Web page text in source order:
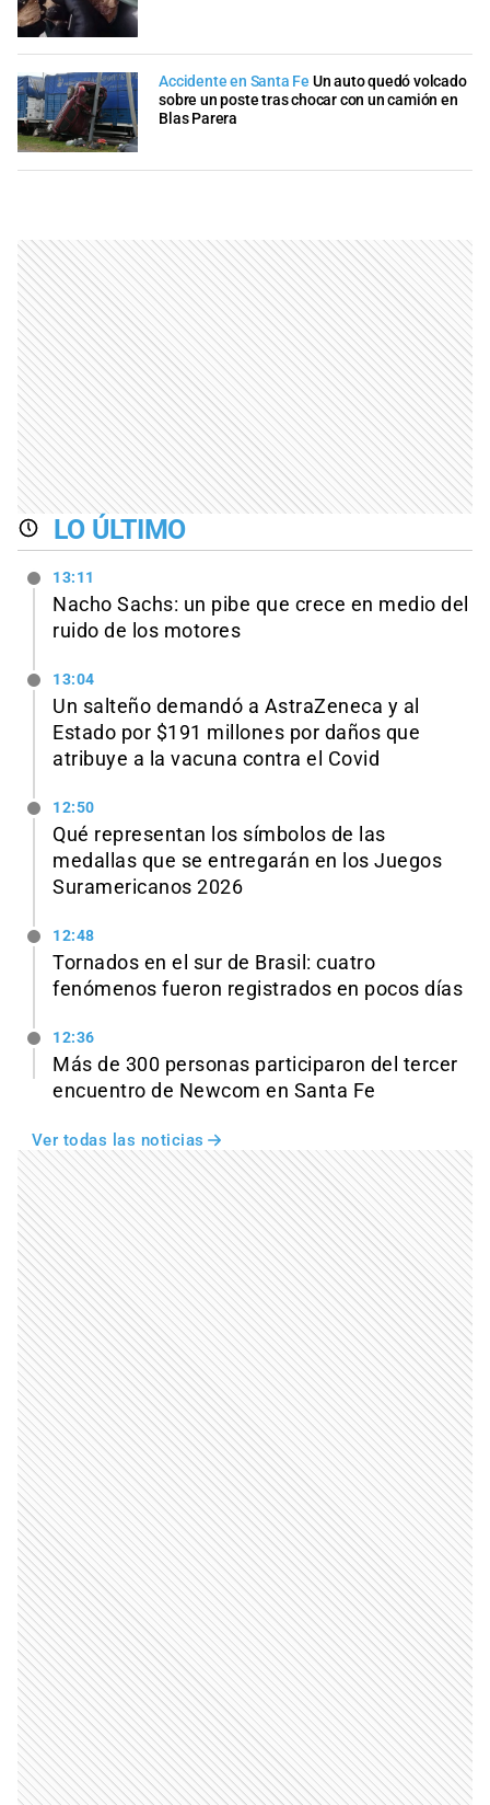
Accidente en Santa Fe Un auto quedó volcado
sobre un poste tras chocar con un camión en
Blas Parera
LO ÚLTIMO
13:11
Nacho Sachs: un pibe que crece en medio del
ruido de los motores
13:04
Un salteño demandó a AstraZeneca y al
Estado por $191 millones por daños que
atribuye a la vacuna contra el Covid
12:50
Qué representan los símbolos de las
medallas que se entregarán en los Juegos
Suramericanos 2026
12:48
Tornados en el sur de Brasil: cuatro
fenómenos fueron registrados en pocos días
12:36
Más de 300 personas participaron del tercer
encuentro de Newcom en Santa Fe
Ver todas las noticias